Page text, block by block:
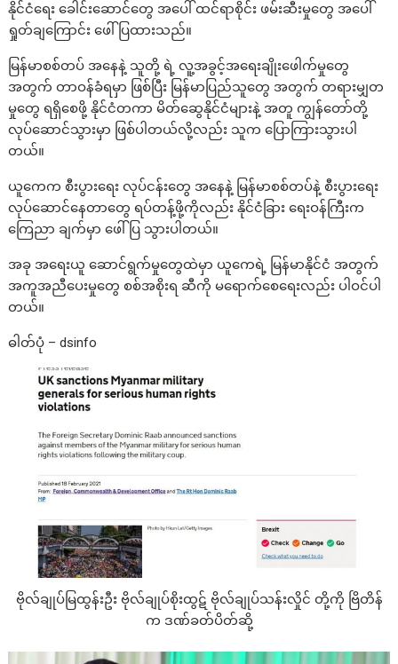
နိုင်ငံရေး ခေါင်းဆောင်တွေ အပေါ် ထင်ရာစိုင်း ဖမ်းဆီးမှုတွေ အပေါ်
ရှုတ်ချကြောင်း ဖေါ်ပြထားသည်။
မြန်မာစစ်တပ် အနေနဲ့ သူတို့ ရဲ့ လူ့အခွင့်အရေးချိုးဖေါက်မှုတွေ
အတွက် တာဝန်ခံရမှာ ဖြစ်ပြီး မြန်မာပြည်သူတွေ အတွက် တရားမျှတ
မှုတွေ ရရှိစေဖို့ နိုင်ငံတကာ မိတ်ဆွေနိုင်ငံများနဲ့ အတူ ကျွန်တော်တို့
လုပ်ဆောင်သွားမှာ ဖြစ်ပါတယ်လို့လည်း သူက ပြောကြားသွားပါ
တယ်။
ယူကေက စီးပွား‌‌ရေး လုပ်ငန်းတွေ အနေနဲ့ မြန်မာစစ်တပ်နဲ့ စီးပွားရေး
လုပ်ဆောင်နေတာတွေ ရပ်တန့်ဖို့ကိုလည်း နိုင်ငံခြား ရေးဝန်ကြီးက
ကြေညာ ချက်မှာ ဖေါ်ပြ သွားပါတယ်။
အခု အရေးယူ ဆောင်ရွက်မှုတွေထဲမှာ ယူကေရဲ့ မြန်မာနိုင်ငံ အတွက်
အကူအညီပေးမှုတွေ စစ်အစိုးရ ဆီကို မရောက်စေ‌‌ရေးလည်း ပါဝင်ပါ
တယ်။
ဓါတ်ပုံ – dsinfo
ဗိုလ်ချုပ်မြထွန်းဦး ဗိုလ်ချုပ်စိုးထွဋ် ဗိုလ်ချုပ်သန်းလှိုင် တို့ကို ဗြိတိန်
က ဒဏ်ခတ်ပိတ်ဆို့